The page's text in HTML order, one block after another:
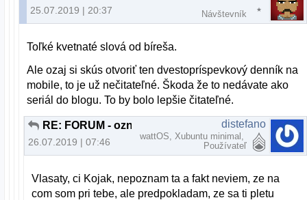
25.07.2019 | 20:37 Návštevník
Toľké kvetnaté slová od bíreša.
Ale ozaj si skús otvoriť ten dvestopríspevkový denník na
mobile, to je už nečitateľné. Škoda že to nedávate ako
seriál do blogu. To by bolo lepšie čitateľné.
26.07.2019 | 07:46
distefano
wattOS, Xubuntu minimal,
Používateľ
Vlasaty, ci Kojak, nepoznam ta a fakt neviem, ze na
com som pri tebe, ale predpokladam, ze sa ti pletu